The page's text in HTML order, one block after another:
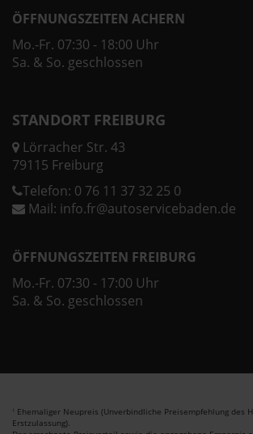
ÖFFNUNGSZEITEN ACHERN
Mo.-Fr. 07:30 - 18:00 Uhr
Sa. & So. geschlossen
STANDORT FREIBURG
Lörracher Str. 43
79115 Freiburg
Telefon: 0 76 11 37 32 25 0
Mail: info.fr@autoservicebaden.de
ÖFFNUNGSZEITEN FREIBURG
Mo.-Fr. 07:30 - 17:00 Uhr
Sa. & So. geschlossen
1 Ehemaliger Neupreis (Unverbindliche Preisempfehlung des
Erstzulassung).